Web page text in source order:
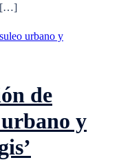
[…]
de
urbano y